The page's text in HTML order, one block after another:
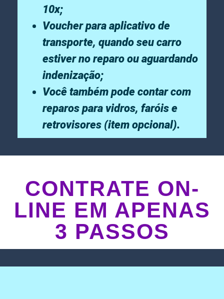
10x;
Voucher para aplicativo de
transporte, quando seu carro
estiver no reparo ou aguardando
indenização;
Você também pode contar com
reparos para vidros, faróis e
retrovisores (item opcional).
CONTRATE ON-
LINE EM APENAS
3 PASSOS